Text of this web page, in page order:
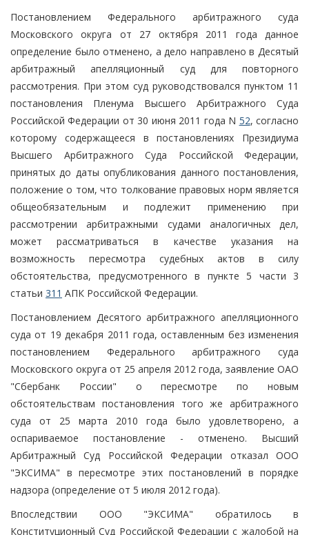
Постановлением Федерального арбитражного суда
Московского округа от 27 октября 2011 года данное
определение было отменено, а дело направлено в Десятый
арбитражный апелляционный суд для повторного
рассмотрения. При этом суд руководствовался пунктом 11
постановления Пленума Высшего Арбитражного Суда
Российской Федерации от 30 июня 2011 года N 52, согласно
которому содержащееся в постановлениях Президиума
Высшего Арбитражного Суда Российской Федерации,
принятых до даты опубликования данного постановления,
положение о том, что толкование правовых норм является
общеобязательным и подлежит применению при
рассмотрении арбитражными судами аналогичных дел,
может рассматриваться в качестве указания на
возможность пересмотра судебных актов в силу
обстоятельства, предусмотренного в пункте 5 части 3
статьи 311 АПК Российской Федерации.
Постановлением Десятого арбитражного апелляционного
суда от 19 декабря 2011 года, оставленным без изменения
постановлением Федерального арбитражного суда
Московского округа от 25 апреля 2012 года, заявление ОАО
"Сбербанк России" о пересмотре по новым
обстоятельствам постановления того же арбитражного
суда от 25 марта 2010 года было удовлетворено, а
оспариваемое постановление - отменено. Высший
Арбитражный Суд Российской Федерации отказал ООО
"ЭКСИМА" в пересмотре этих постановлений в порядке
надзора (определение от 5 июля 2012 года).
Впоследствии ООО "ЭКСИМА" обратилось в
Конституционный Суд Российской Федерации с жалобой на